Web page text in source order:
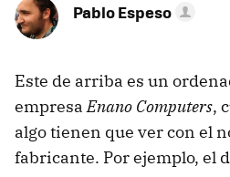
Pablo Espeso
Este de arriba es un
empresaEnano Computers,
algo tienen que ver con el
fabricante. Por ejemplo, el